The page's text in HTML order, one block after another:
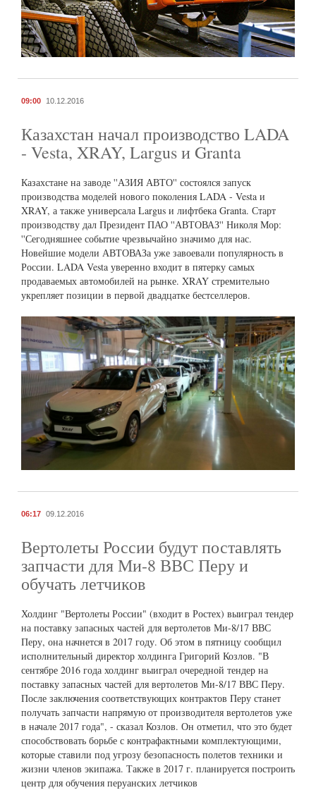
09:00 10.12.2016
Казахстан начал производство LADA
- Vesta, XRAY, Largus и Granta
Казахстане на заводе ''АЗИЯ АВТО'' состоялся запуск
производства моделей нового поколения LADA - Vesta и
XRAY, а также универсала Largus и лифтбека Granta. Старт
производству дал Президент ПАО ''АВТОВАЗ'' Николя Мор:
''Сегодняшнее событие чрезвычайно значимо для нас.
Новейшие модели АВТОВАЗа уже завоевали популярность в
России. LADA Vesta уверенно входит в пятерку самых
продаваемых автомобилей на рынке. XRAY стремительно
укрепляет позиции в первой двадцатке бестселлеров.
06:17 09.12.2016
Вертолеты России будут поставлять
запчасти для Ми-8 ВВС Перу и
обучать летчиков
Холдинг "Вертолеты России" (входит в Ростех) выиграл тендер
на поставку запасных частей для вертолетов Ми-8/17 ВВС
Перу, она начнется в 2017 году. Об этом в пятницу сообщил
исполнительный директор холдинга Григорий Козлов. "В
сентябре 2016 года холдинг выиграл очередной тендер на
поставку запасных частей для вертолетов Ми-8/17 ВВС Перу.
После заключения соответствующих контрактов Перу станет
получать запчасти напрямую от производителя вертолетов уже
в начале 2017 года", - сказал Козлов. Он отметил, что это будет
способствовать борьбе с контрафактными комплектующими,
которые ставили под угрозу безопасность полетов техники и
жизни членов экипажа. Также в 2017 г. планируется построить
центр для обучения перуанских летчиков